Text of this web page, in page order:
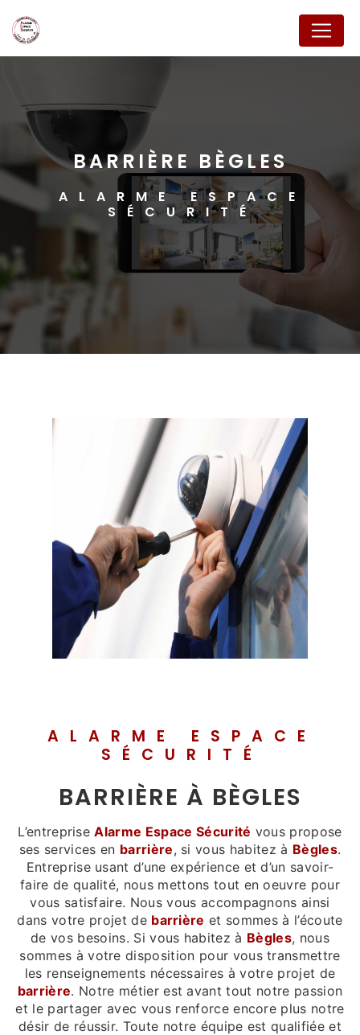
BARRIÈRE BÈGLES
ALARME ESPACE
SÉCURITÉ
ALARME ESPACE
SÉCURITÉ
BARRIÈRE À BÈGLES
L’entrepriseAlarme Espace Sécurité vous propose
ses services en barrière, si vous habitez à Bègles.
Entreprise usant d’une expérience et d’un savoir-
faire de qualité, nous mettons tout en oeuvre pour
vous satisfaire. Nous vous accompagnons ainsi
dans votre projet de barrière et sommes à l’écoute
de vos besoins. Si vous habitez à Bègles, nous
sommes à votre disposition pour vous transmettre
les renseignements nécessaires à votre projet de
barrière. Notre métier est avant tout notre passion
et le partager avec vous renforce encore plus notre
désir de réussir. Toute notre équipe est qualifiée et